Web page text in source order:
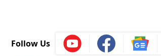
Follow Us